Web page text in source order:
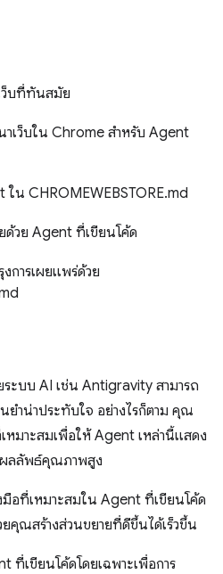
ว็บที่ทันสมัย
เว็บใน Chrome สำหรับ Agent
น CHROMEWEBSTORE.md
ด้วย Agent ที่เขียนโค้ด
การเผยแพร่ด้วย
ะบบ AI เช่น Antigravity สามารถ
ยำน่าประทับใจ อย่างไรก็ตาม คุณ
หมาะสมเพื่อให้ Agent เหล่านี้แสดง
ผลลัพธ์คุณภาพสูง
มือที่เหมาะสมใน Agent ที่เขียนโค้ด
คุณสร้างส่วนขยายที่ดีขึ้นได้เร็วขึ้น
ที่เขียนโค้ดโดยเฉพาะเพื่อการ